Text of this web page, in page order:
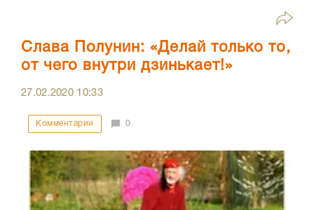
Слава Полунин: «Делай только то,
от чего внутри дзинькает!»
27.02.2020 10:33
Комментарии 0